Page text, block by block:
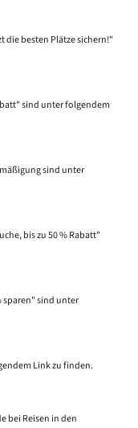
die besten Plätze sichern!"
sind unter folgendem
sind unter
bis zu 50 % Rabatt"
sparen" sind unter
Link zu finden.
bei Reisen in den